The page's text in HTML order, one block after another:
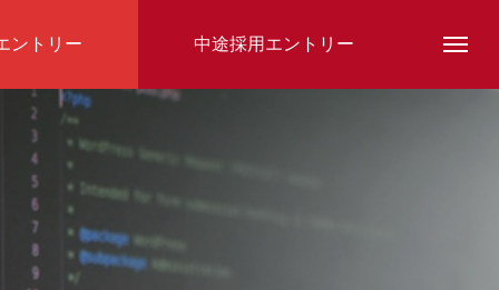
ントリー 中途採用エントリー